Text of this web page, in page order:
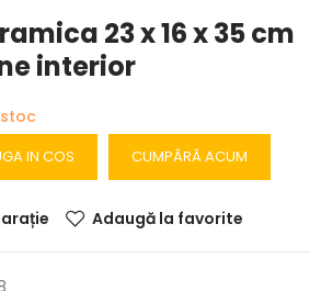
23 x 16 x 35 cm
interior
IN COS CUMPĂRĂ ACUM
Adaugă la favorite